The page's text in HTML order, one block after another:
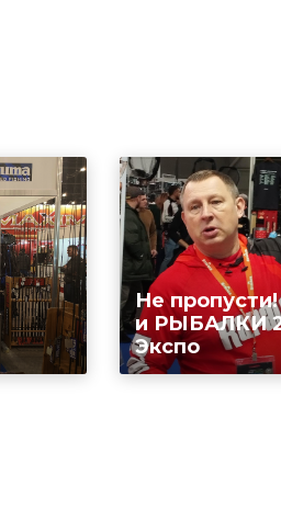
Не
и РЫБАЛКИ
Экспо